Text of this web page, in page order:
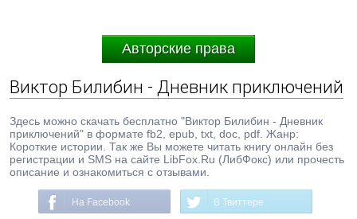
Авторские права
Виктор Билибин - Дневник приключений
Здесь можно скачать бесплатно "Виктор Билибин - Дневник
приключений" в формате fb2, epub, txt, doc, pdf. Жанр:
Короткие истории. Так же Вы можете читать книгу онлайн без
регистрации и SMS на сайте LibFox.Ru (ЛибФокс) или прочесть
описание и ознакомиться с отзывами.
На Facebook В Твиттере